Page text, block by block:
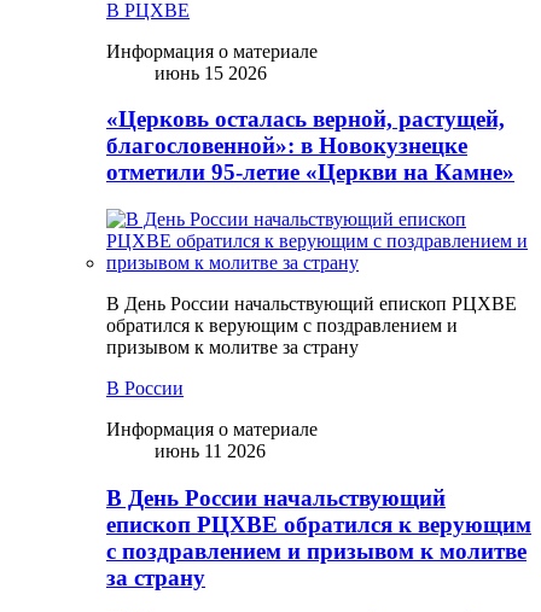
В РЦХВЕ
Информация о материале
июнь 15 2026
«Церковь осталась верной, растущей,
благословенной»: в Новокузнецке
отметили 95-летие «Церкви на Камне»
В День России начальствующий епископ РЦХВЕ
обратился к верующим с поздравлением и
призывом к молитве за страну
В России
Информация о материале
июнь 11 2026
В День России начальствующий
епископ РЦХВЕ обратился к верующим
с поздравлением и призывом к молитве
за страну